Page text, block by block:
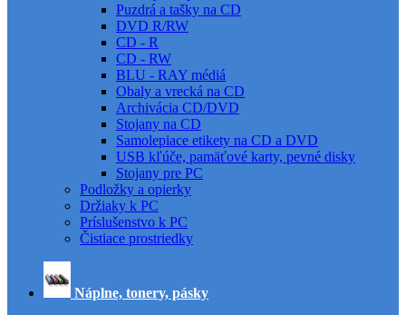
Puzdrá a tašky na CD
DVD R/RW
CD - R
CD - RW
BLU - RAY médiá
Obaly a vrecká na CD
Archivácia CD/DVD
Stojany na CD
Samolepiace etikety na CD a DVD
USB kľúče, pamäťové karty, pevné disky
Stojany pre PC
Podložky a opierky
Držiaky k PC
Príslušenstvo k PC
Čistiace prostriedky
Náplne, tonery, pásky